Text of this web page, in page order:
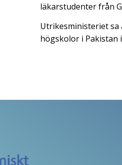
läkarstudenter från
Utrikesministeriet sa
högskolor i Pakistan